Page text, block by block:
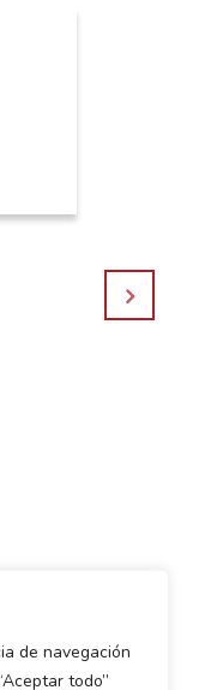
de navegación
todo”